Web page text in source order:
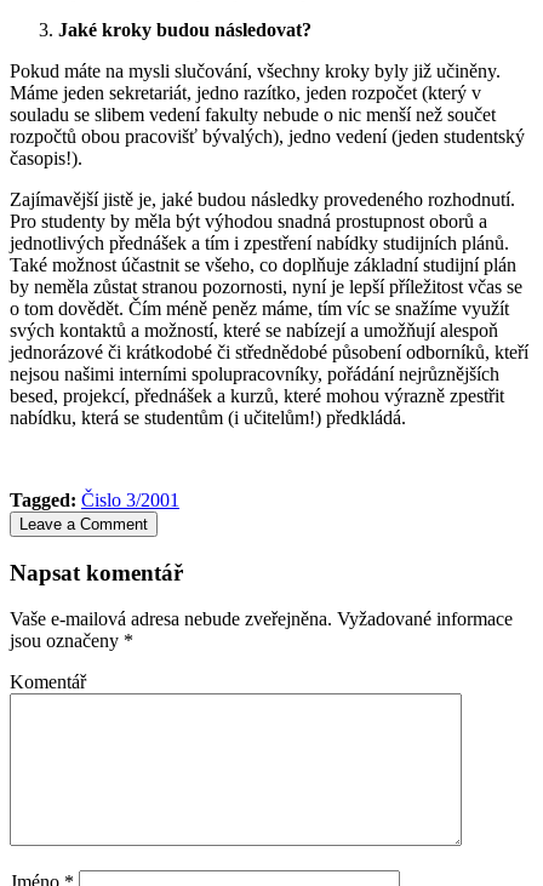
Jaké kroky budou následovat?
Pokud máte na mysli slučování, všechny kroky byly již učiněny.
Máme jeden sekretariát, jedno razítko, jeden rozpočet (který v
souladu se slibem vedení fakulty nebude o nic menší než součet
rozpočtů obou pracovišť bývalých), jedno vedení (jeden studentský
časopis!).
Zajímavější jistě je, jaké budou následky provedeného rozhodnutí.
Pro studenty by měla být výhodou snadná prostupnost oborů a
jednotlivých přednášek a tím i zpestření nabídky studijních plánů.
Také možnost účastnit se všeho, co doplňuje základní studijní plán
by neměla zůstat stranou pozornosti, nyní je lepší příležitost včas se
o tom dovědět. Čím méně peněz máme, tím víc se snažíme využít
svých kontaktů a možností, které se nabízejí a umožňují alespoň
jednorázové či krátkodobé či střednědobé působení odborníků, kteří
nejsou našimi interními spolupracovníky, pořádání nejrůznějších
besed, projekcí, přednášek a kurzů, které mohou výrazně zpestřit
nabídku, která se studentům (i učitelům!) předkládá.
Tagged: Čislo 3/2001
Leave a Comment
Napsat komentář
Vaše e-mailová adresa nebude zveřejněna. Vyžadované informace
jsou označeny *
Komentář